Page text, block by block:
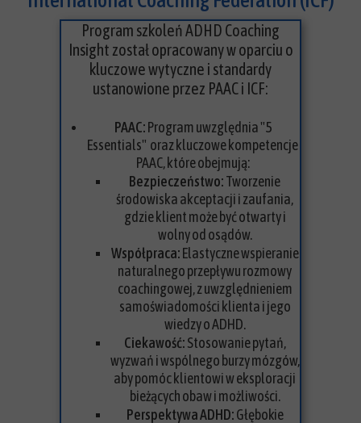
Program szkoleń ADHD Coaching
Insight został opracowany w oparciu o
kluczowe wytyczne i standardy
ustanowione przez PAAC i ICF:
PAAC:Program uwzględnia "5
Essentials" oraz kluczowe kompetencje
PAAC, które obejmują:
Bezpieczeństwo:Tworzenie
środowiska akceptacji i zaufania,
gdzie klient może być otwarty i
wolny od osądów.
Współpraca:Elastyczne wspieranie
naturalnego przepływu rozmowy
coachingowej, z uwzględnieniem
samoświadomości klienta i jego
wiedzy o ADHD.
Ciekawość:Stosowanie pytań,
wyzwań i wspólnego burzy mózgów,
aby pomóc klientowi w eksploracji
bieżących obaw i możliwości.
Perspektywa ADHD:Głębokie